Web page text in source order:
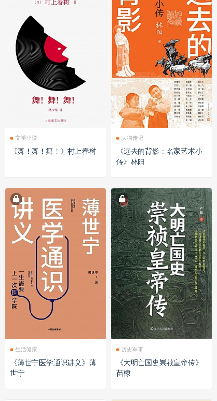
文学小说
《舞！舞！舞！》村上春树
人物传记
《远去的背影：名家艺术小
传》林阳
生活健康
《薄世宁医学通识讲义》薄
世宁
历史军事
《大明亡国史崇祯皇帝传》
苗棣